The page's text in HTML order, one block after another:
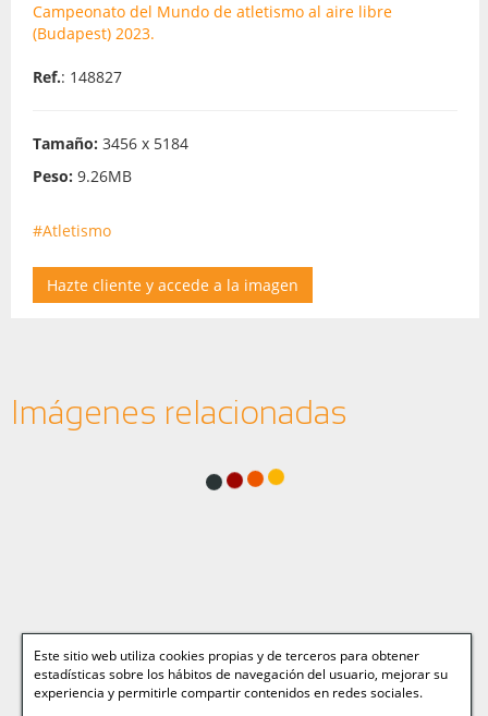
Campeonato del Mundo de atletismo al aire libre
(Budapest) 2023.
Ref.: 148827
Tamaño: 3456 x 5184
Peso: 9.26MB
#Atletismo
Hazte cliente y accede a la imagen
Imágenes relacionadas
Este sitio web utiliza cookies propias y de terceros para obtener
estadísticas sobre los hábitos de navegación del usuario, mejorar su
experiencia y permitirle compartir contenidos en redes sociales.